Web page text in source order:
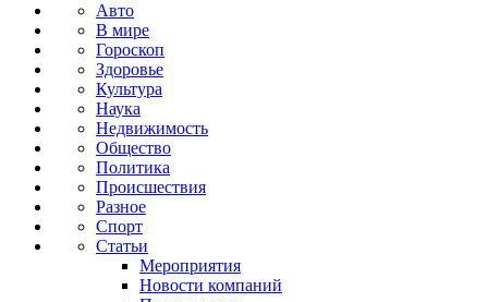
Авто
В мире
Гороскоп
Здоровье
Культура
Наука
Недвижимость
Общество
Политика
Происшествия
Разное
Спорт
Статьи
Мероприятия
Новости компаний